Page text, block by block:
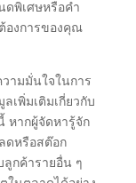
ดพิเศษหรือคำ
องการของคุณ
ามมั่นใจในการ
เพิ่มเติมเกี่ยวกับ
หากผู้จัดหารู้จัก
ดหรือสต๊อก
กค้ารายอื่น ๆ